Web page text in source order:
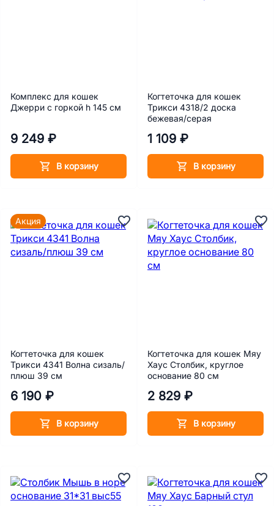
Комплекс для кошек
Джерри с горкой h 145 cм
9 249 ₽
В корзину
Когтеточка для кошек
Трикси 4318/2 доска
бежевая/серая
1 109 ₽
В корзину
Когтеточка для кошек
Трикси 4341 Волна сизаль/
плюш 39 см
6 190 ₽
В корзину
Акция
Когтеточка для кошек Мяу
Хаус Столбик, круглое
основание 80 см
2 829 ₽
В корзину